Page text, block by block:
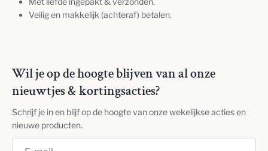
Veilig en makkelijk (achteraf) betalen.
Wil je op de hoogte blijven van al onze
nieuwtjes & kortingsacties?
Schrijf je in en blijf op de hoogte van onze wekelijkse acties en
nieuwe producten.